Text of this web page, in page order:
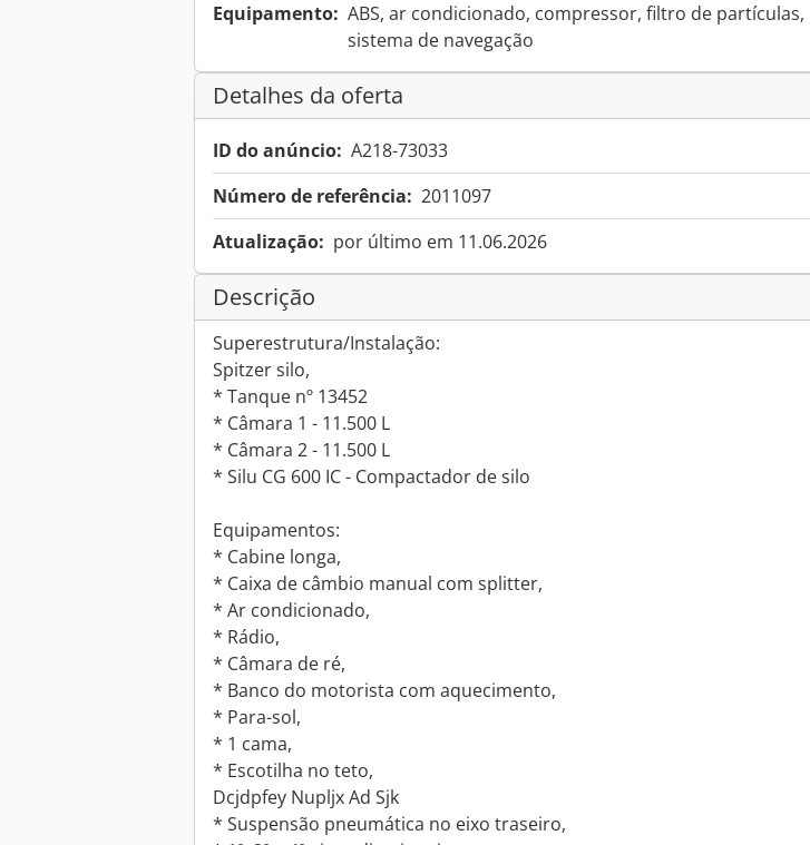
Equipamento: ABS, ar condicionado, compressor, filtro de partículas,
sistema de navegação
Detalhes da oferta
ID do anúncio: A218-73033
Número de referência: 2011097
Atualização: por último em 11.06.2026
Descrição
Superestrutura/Instalação:
Spitzer silo,
* Tanque nº 13452
* Câmara 1 - 11.500 L
* Câmara 2 - 11.500 L
* Silu CG 600 IC - Compactador de silo
Equipamentos:
* Cabine longa,
* Caixa de câmbio manual com splitter,
* Ar condicionado,
* Rádio,
* Câmara de ré,
* Banco do motorista com aquecimento,
* Para-sol,
* 1 cama,
* Escotilha no teto,
Dcjdpfey Nupljx Ad Sjk
* Suspensão pneumática no eixo traseiro,